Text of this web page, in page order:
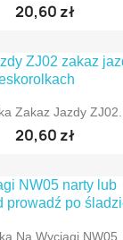
20,60 zł
Zakaz Jazdy ZJ02...
20,60 zł
Na Wyciagi NW05...